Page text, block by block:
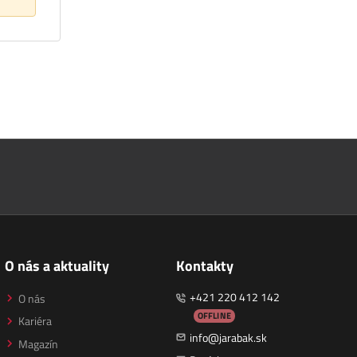
O nás a aktuality
O nás
Kariéra
Magazín
Kontakty
+421 220 412 142
OFFLINE
info@jarabak.sk